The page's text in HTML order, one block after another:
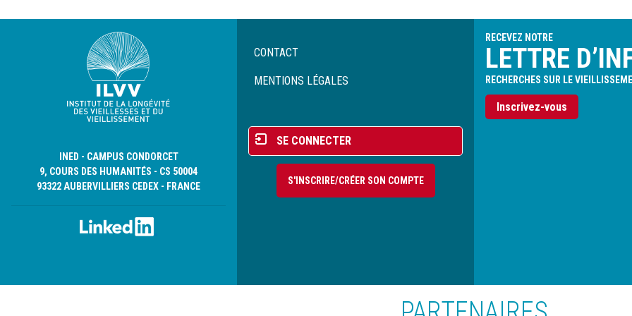
INED - CAMPUS CONDORCET
9, COURS DES HUMANITÉS - CS 50004
93322 AUBERVILLIERS CEDEX - FRANCE
Menu
de
CONTACT
MENTIONS LÉGALES
Menu
du
compte
l'utilisateur
SE CONNECTER
S'INSCRIRE/CRÉER SON COMPTE
RECEVEZ NOTRE
LETTRE
RECHERCHES SUR LE
Inscrivez-vous